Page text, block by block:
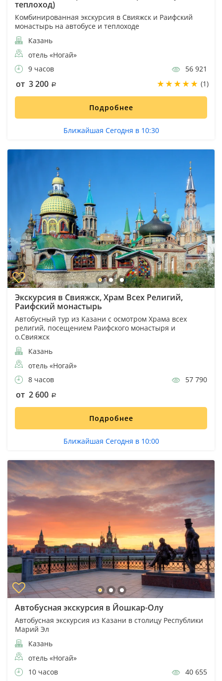
теплоход)
Комбинированная экскурсия в Свияжск и Раифский
монастырь на автобусе и теплоходе
Казань
отель «Ногай»
9 часов
56 921
от 3 200 (1)
Подробнее
Ближайшая Сегодня в 10:30
Экскурсия в Свияжск, Храм Всех Религий,
Раифский монастырь
Автобусный тур из Казани с осмотром Храма всех
религий, посещением Раифского монастыря и
о.Свияжск
Казань
отель «Ногай»
8 часов
57 790
от 2 600
Подробнее
Ближайшая Сегодня в 10:00
Автобусная экскурсия в Йошкар-Олу
Автобусная экскурсия из Казани в столицу Республики
Марий Эл
Казань
отель «Ногай»
10 часов
40 655